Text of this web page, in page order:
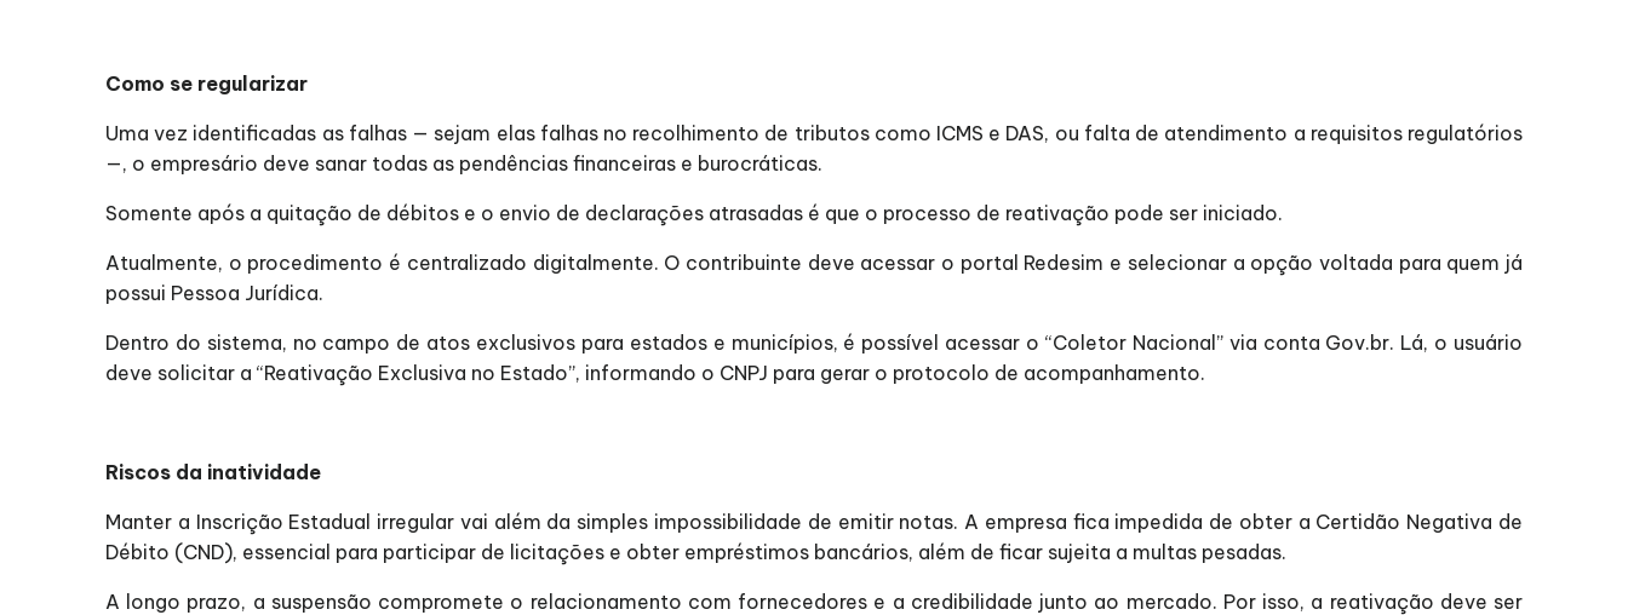
Como se regularizar
Uma vez identificadas as falhas — sejam elas falhas no recolhimento de tributos como ICMS e DAS, ou falta de atendimento a requisitos regulatórios
—, o empresário deve sanar todas as pendências financeiras e burocráticas.
Somente após a quitação de débitos e o envio de declarações atrasadas é que o processo de reativação pode ser iniciado.
Atualmente, o procedimento é centralizado digitalmente. O contribuinte deve acessar o portal Redesim e selecionar a opção voltada para quem já
possui Pessoa Jurídica.
Dentro do sistema, no campo de atos exclusivos para estados e municípios, é possível acessar o “Coletor Nacional” via conta Gov.br. Lá, o usuário
deve solicitar a “Reativação Exclusiva no Estado”, informando o CNPJ para gerar o protocolo de acompanhamento.
Riscos da inatividade
Manter a Inscrição Estadual irregular vai além da simples impossibilidade de emitir notas. A empresa fica impedida de obter a Certidão Negativa de
Débito (CND), essencial para participar de licitações e obter empréstimos bancários, além de ficar sujeita a multas pesadas.
A longo prazo, a suspensão compromete o relacionamento com fornecedores e a credibilidade junto ao mercado. Por isso, a reativação deve ser